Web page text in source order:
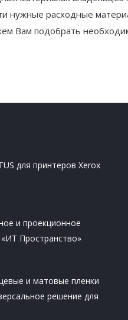
нужные расходные
Вам подобрать
для принтеров Xerox
и проекционное
Пространство»
и матовые пленки
решение для